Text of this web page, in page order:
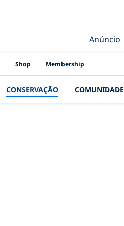
Anúncio
Shop Membership
CONSERVAÇÃO COMUNIDADE